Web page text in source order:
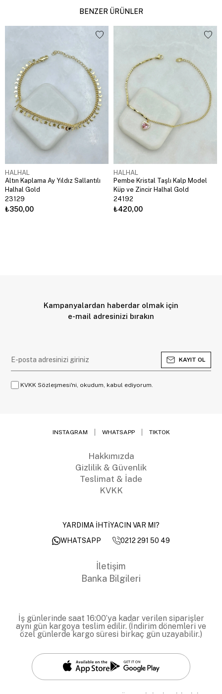
BENZER ÜRÜNLER
HALHAL
Altın Kaplama Ay Yıldız Sallantılı
Halhal Gold
23129
₺350,00
HALHAL
Pembe Kristal Taşlı Kalp Model
Küp ve Zincir Halhal Gold
24192
₺420,00
Kampanyalardan haberdar olmak için
e-mail adresinizi bırakın
KAYIT OL
KVKK Sözleşmesi'ni, okudum, kabul ediyorum.
INSTAGRAM WHATSAPP TIKTOK
Hakkımızda
Gizlilik & Güvenlik
Teslimat & İade
KVKK
YARDIMA İHTİYACIN VAR MI?
WHATSAPP
0212 291 50 49
İletişim
Banka Bilgileri
İş günlerinde saat 16:00’ya kadar verilen siparişler
aynı gün kargoya teslim edilir. (İndirim dönemleri ve
özel günlerde kargo süresi birkaç gün uzayabilir.)